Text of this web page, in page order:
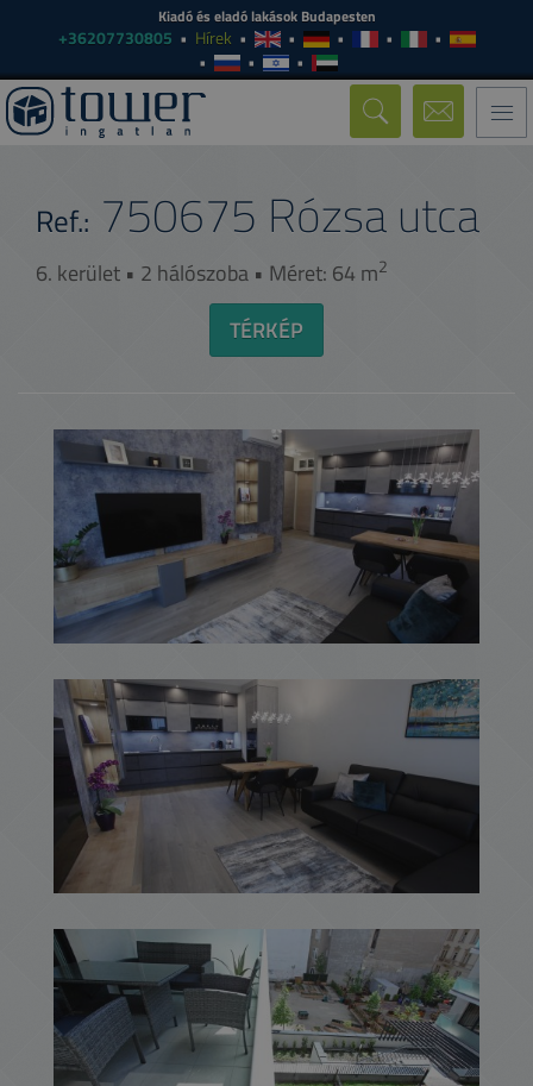
Kiadó és eladó lakások Budapesten
+36207730805 Hírek
Rózsa utca
Ref.: 750675
6. kerület • 2 hálószoba • Méret: 64 m2
TÉRKÉP